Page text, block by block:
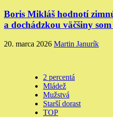
Boris Mikláš hodnotí
a dochádzkou väčšiny
20. marca 2026 Martin Janurík
2 percentá
Mládež
Mužstvá
Starší dorast
TOP